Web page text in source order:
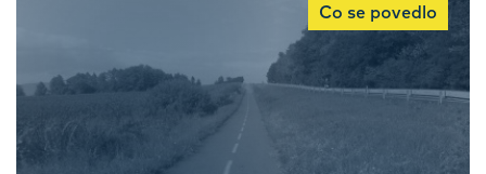
Co se povedlo